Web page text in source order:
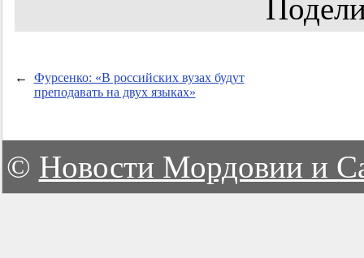
←
Фурсенко: «В российских вузах будут
преподавать на двух языках»
© Новости Мордовии и